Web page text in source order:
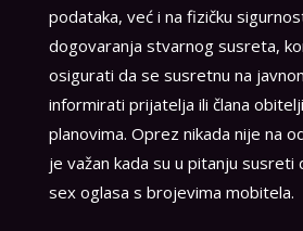
podataka, već i na fizičku
dogovaranja stvarnog susreta,
osigurati da se susretnu na
informirati prijatelja ili člana
planovima. Oprez nikada nije na
je važan kada su u pitanju
sex oglasa s brojevima mobitela.